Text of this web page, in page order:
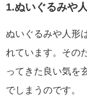
1.ぬいぐるみや
ぬいぐるみや人形
れています。その
ってきた良い気を
でしまうのです。